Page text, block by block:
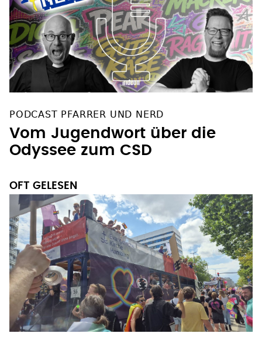
PODCAST PFARRER UND NERD
Vom Jugendwort über die
Odyssee zum CSD
OFT GELESEN